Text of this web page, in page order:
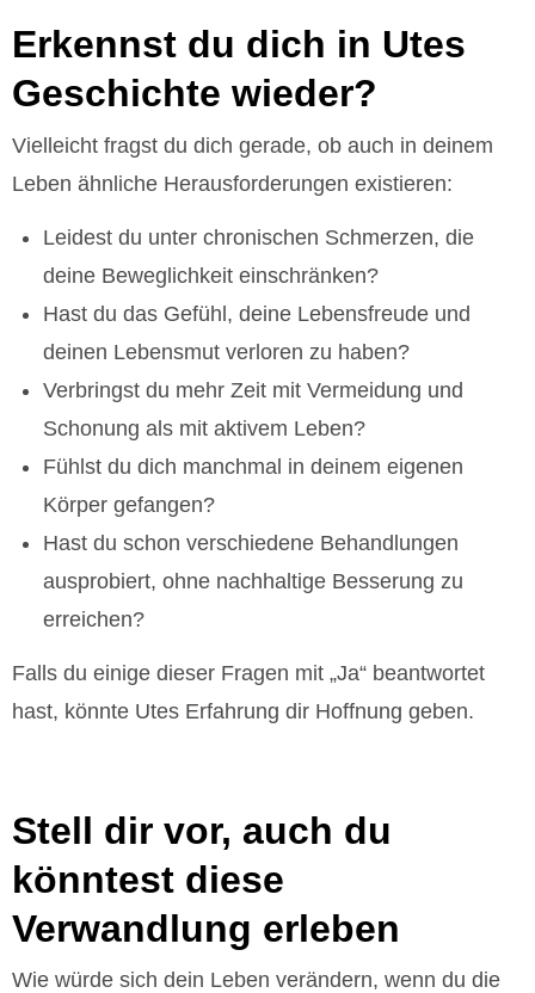
Erkennst du dich in Utes
Geschichte wieder?
Vielleicht fragst du dich gerade, ob auch in deinem
Leben ähnliche Herausforderungen existieren:
Leidest du unter chronischen Schmerzen, die
deine Beweglichkeit einschränken?
Hast du das Gefühl, deine Lebensfreude und
deinen Lebensmut verloren zu haben?
Verbringst du mehr Zeit mit Vermeidung und
Schonung als mit aktivem Leben?
Fühlst du dich manchmal in deinem eigenen
Körper gefangen?
Hast du schon verschiedene Behandlungen
ausprobiert, ohne nachhaltige Besserung zu
erreichen?
Falls du einige dieser Fragen mit „Ja“ beantwortet
hast, könnte Utes Erfahrung dir Hoffnung geben.
Stell dir vor, auch du
könntest diese
Verwandlung erleben
Wie würde sich dein Leben verändern, wenn du die